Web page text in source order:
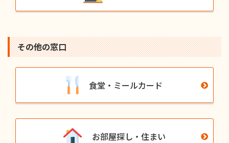
その他の窓⼝
食堂・ミールカード
お部屋探し・住まい